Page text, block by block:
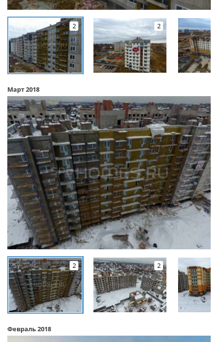
2 2
Март 2018
2 2
Февраль 2018